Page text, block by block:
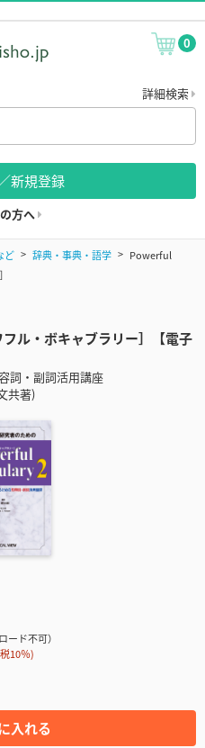
0
詳細検索
新規登録
方へ
ど 辞典・事典・語学
Powerful
ル・ボキャブラリー］【電子
詞・副詞活用講座
共著)
ード不可）
10％)
入れる